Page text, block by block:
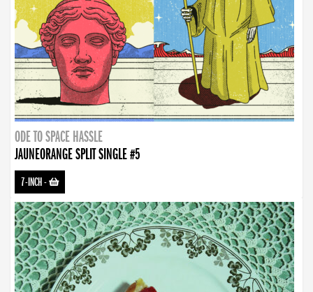
ODE TO SPACE HASSLE
JAUNEORANGE SPLIT SINGLE #5
7-INCH-